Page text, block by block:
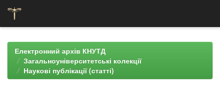
navigationЕлектронний архів КНУТД
Загальноуніверситетські колекції
Наукові публікації (статті)